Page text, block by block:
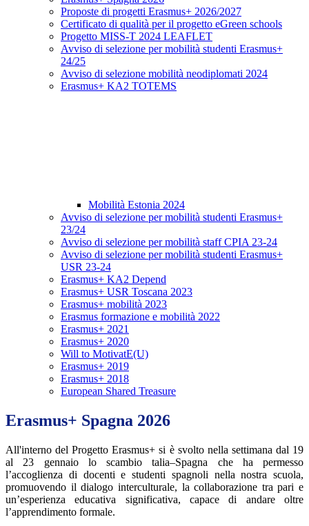
Proposte di progetti Erasmus+ 2026/2027
Certificato di qualità per il progetto eGreen schools
Progetto MISS-T 2024 LEAFLET
Avviso di selezione per mobilità studenti Erasmus+
24/25
Avviso di selezione mobilità neodiplomati 2024
Erasmus+ KA2 TOTEMS
Mobilità Estonia 2024
Avviso di selezione per mobilità studenti Erasmus+
23/24
Avviso di selezione per mobilità staff CPIA 23-24
Avviso di selezione per mobilità studenti Erasmus+
USR 23-24
Erasmus+ KA2 Depend
Erasmus+ USR Toscana 2023
Erasmus+ mobilità 2023
Erasmus formazione e mobilità 2022
Erasmus+ 2021
Erasmus+ 2020
Will to MotivatE(U)
Erasmus+ 2019
Erasmus+ 2018
European Shared Treasure
Erasmus+ Spagna 2026
All'interno del Progetto Erasmus+ si è svolto nella settimana dal 19
al 23 gennaio lo scambio talia–Spagna che ha permesso
l’accoglienza di docenti e studenti spagnoli nella nostra scuola,
promuovendo il dialogo interculturale, la collaborazione tra pari e
un’esperienza educativa significativa, capace di andare oltre
l’apprendimento formale.